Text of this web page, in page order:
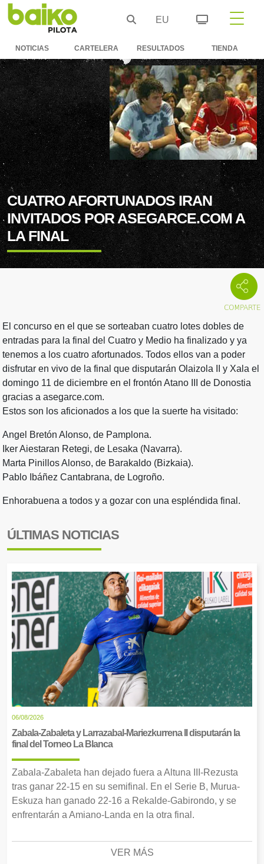
EU
NOTICIAS CARTELERA RESULTADOS TIENDA
CUATRO AFORTUNADOS IRAN
INVITADOS POR ASEGARCE.COM A
LA FINAL
El concurso en el que se sorteaban cuatro lotes dobles de
entradas para la final del Cuatro y Medio ha finalizado y ya
tenemos a los cuatro afortunados. Todos ellos van a poder
disfrutar en vivo de la final que disputarán Olaizola II y Xala el
domingo 11 de diciembre en el frontón Atano III de Donostia
gracias a asegarce.com.
Estos son los aficionados a los que la suerte ha visitado:
Angel Bretón Alonso, de Pamplona.
Iker Aiestaran Retegi, de Lesaka (Navarra).
Marta Pinillos Alonso, de Barakaldo (Bizkaia).
Pablo Ibáñez Cantabrana, de Logroño.
Enhorabuena a todos y a gozar con una espléndida final.
ÚLTIMAS NOTICIAS
06/08/2026
Zabala-Zabaleta y Larrazabal-Mariezkurrena II disputarán la
final del Torneo La Blanca
Zabala-Zabaleta han dejado fuera a Altuna III-Rezusta
tras ganar 22-15 en su semifinal. En el Serie B, Murua-
Eskuza han ganado 22-16 a Rekalde-Gabirondo, y se
enfrentarán a Amiano-Landa en la otra final.
VER MÁS